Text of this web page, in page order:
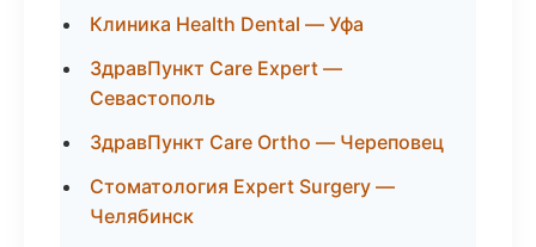
Клиника Health Dental — Уфа
ЗдравПункт Care Expert —
Севастополь
ЗдравПункт Care Ortho — Череповец
Стоматология Expert Surgery —
Челябинск